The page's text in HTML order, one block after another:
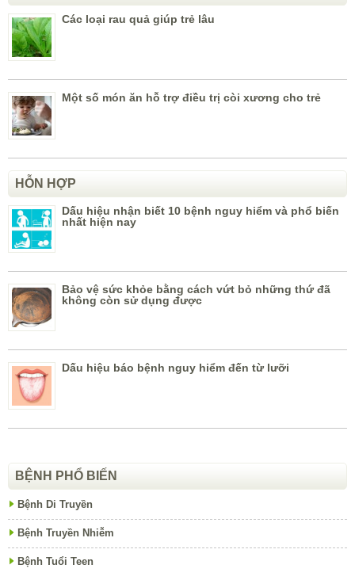
Các loại rau quả giúp trẻ lâu
Một số món ăn hỗ trợ điều trị còi xương cho trẻ
HỖN HỢP
Dấu hiệu nhận biết 10 bệnh nguy hiểm và phổ biến
nhất hiện nay
Bảo vệ sức khỏe bằng cách vứt bỏ những thứ đã
không còn sử dụng được
Dấu hiệu báo bệnh nguy hiểm đến từ lưỡi
BỆNH PHỔ BIẾN
Bệnh Di Truyền
Bệnh Truyền Nhiễm
Bệnh Tuổi Teen